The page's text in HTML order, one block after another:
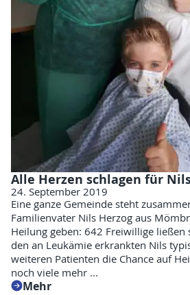
Alle Herzen schlagen für
24. September 2019
Eine ganze Gemeinde steht
Familienvater Nils Herzog aus
Heilung geben: 642 Freiwillige
den an Leukämie erkrankten Nils
weiteren Patienten die Chance auf
noch viele mehr ...
Mehr